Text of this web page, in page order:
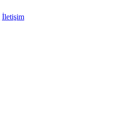
İletişim